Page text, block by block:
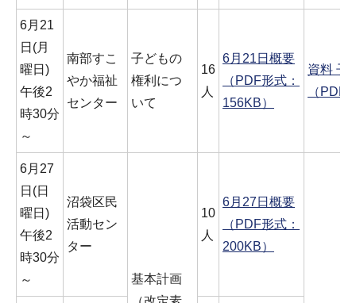
6月21
日(月
曜日)
午後2
時30分
～
南部すこ
やか福祉
センター
子どもの
権利につ
いて
16
人
6月21日概要
（PDF形式：
156KB）
資料 子
（PDF
6月27
日(日
曜日)
午後2
時30分
～
沼袋区民
活動セン
ター
基本計画
10
人
6月27日概要
（PDF形式：
200KB）